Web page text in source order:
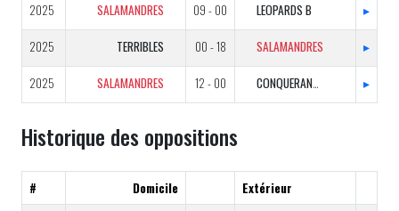
2025 SALAMANDRES 09 - 00 LEOPARDS B ▸
2025 TERRIBLES 00 - 18 SALAMANDRES ▸
2025 SALAMANDRES 12 - 00 CONQUERANTS ▸
Historique des oppositions
# Domicile
Extérieur